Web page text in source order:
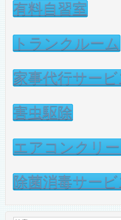
有料自習室
トランクルーム
家事代行サービ
害虫駆除
エアコンクリ
除菌消毒サービ